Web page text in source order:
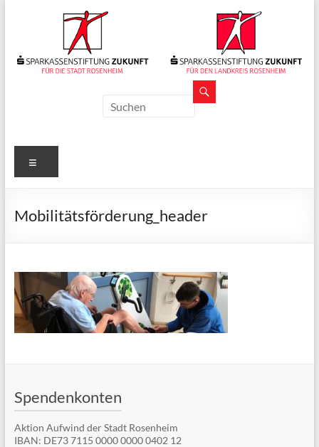
Sparkassenstiftungen
Für
Stadt
und
Rosenheim
Mobilitätsförderung_header
Spendenkonten
Aktion Aufwind der Stadt Rosenheim
IBAN: DE73 7115 0000 0000 0402 12